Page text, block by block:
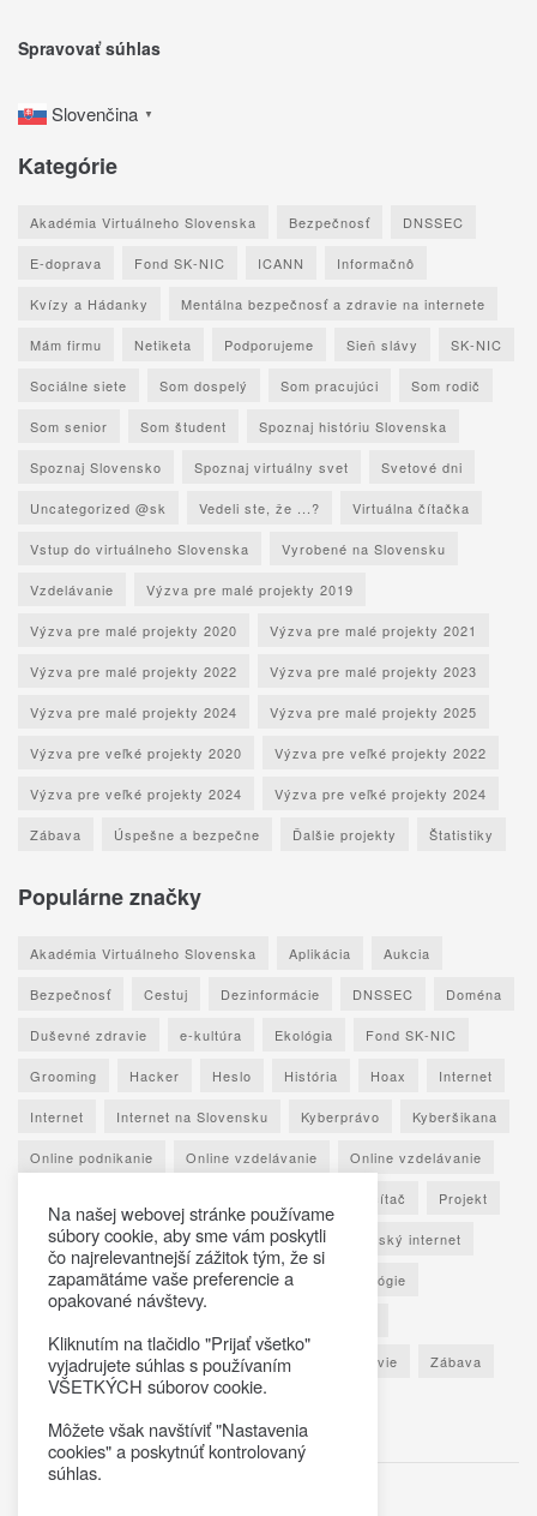
Spravovať súhlas
Slovenčina ▼
Kategórie
Akadémia Virtuálneho Slovenska Bezpečnosť DNSSEC
E-doprava Fond SK-NIC ICANN Informačnô
Kvízy a Hádanky Mentálna bezpečnosť a zdravie na internete
Mám firmu Netiketa Podporujeme Sieň slávy SK-NIC
Sociálne siete Som dospelý Som pracujúci Som rodič
Som senior Som študent Spoznaj históriu Slovenska
Spoznaj Slovensko Spoznaj virtuálny svet Svetové dni
Uncategorized @sk Vedeli ste, že ...? Virtuálna čítačka
Vstup do virtuálneho Slovenska Vyrobené na Slovensku
Vzdelávanie Výzva pre malé projekty 2019
Výzva pre malé projekty 2020 Výzva pre malé projekty 2021
Výzva pre malé projekty 2022 Výzva pre malé projekty 2023
Výzva pre malé projekty 2024 Výzva pre malé projekty 2025
Výzva pre veľké projekty 2020 Výzva pre veľké projekty 2022
Výzva pre veľké projekty 2024 Výzva pre veľké projekty 2024
Zábava Úspešne a bezpečne Ďalšie projekty Štatistiky
Populárne značky
Akadémia Virtuálneho Slovenska Aplikácia Aukcia
Bezpečnosť Cestuj Dezinformácie DNSSEC Doména
Duševné zdravie e-kultúra Ekológia Fond SK-NIC
Grooming Hacker Heslo História Hoax Internet
Internet Internet na Slovensku Kyberprávo Kyberšikana
Online podnikanie Online vzdelávanie Online vzdelávanie
Počítač Projekt
Ransomware Rozhovor Seniori Slovenský internet
Sociálne siete Spoznaj Slovensko Technológie
Výročná správa Zaujímavé štatistiky Zdravie Zábava
Na našej webovej stránke používame
súbory cookie, aby sme vám poskytli
čo najrelevantnejší zážitok tým, že si
zapamätáme vaše preferencie a
opakované návštevy.
Kliknutím na tlačidlo "Prijať všetko"
vyjadrujete súhlas s používaním
VŠETKÝCH súborov cookie.
Môžete však navštíviť "Nastavenia
cookies" a poskytnúť kontrolovaný
súhlas.